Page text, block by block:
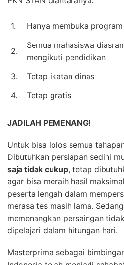
1. Hanya membuka
2.
Semua mahasiswa
mengikuti pendidikan
3.
Tetap ikatan dinas
4.
Tetap gratis
JADILAH PEMENANG!
Untuk bisa lolos semua
Dibutuhkan persiapan sedini
saja tidak cukup, tetap
agar bisa meraih hasil
peserta lengah dalam
merasa tes masih lama.
memenangkan persaingan
dipelajari dalam hitungan hari.
Masterprima sebagai